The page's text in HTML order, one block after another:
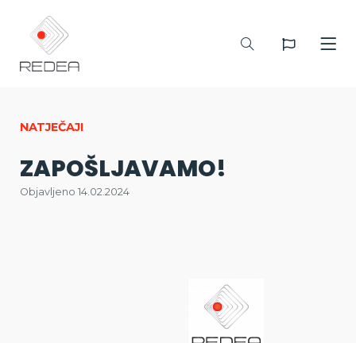
NATJEČAJI
ZAPOŠLJAVAMO!
Objavljeno 14.02.2024